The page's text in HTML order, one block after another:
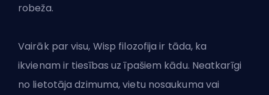
robeža.
Vairāk par visu, Wisp filozofija ir tāda, ka
ikvienam ir tiesības uz īpašiem kādu. Neatkarīgi
no lietotāja dzimuma, vietu nosaukuma vai